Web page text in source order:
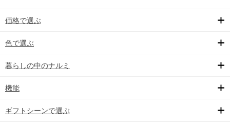
価格で選ぶ
色で選ぶ
暮らしの中のナルミ
機能
ギフトシーンで選ぶ